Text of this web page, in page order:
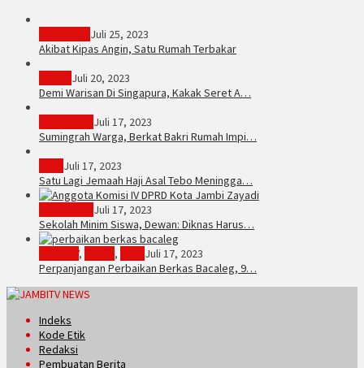
Juli 25, 2023
Akibat Kipas Angin, Satu Rumah Terbakar
Juli 20, 2023
Demi Warisan Di Singapura, Kakak Seret A…
Juli 17, 2023
Sumingrah Warga, Berkat Bakri Rumah Impi…
Juli 17, 2023
Satu Lagi Jemaah Haji Asal Tebo Meningga…
Juli 17, 2023
Sekolah Minim Siswa, Dewan: Diknas Harus…
, ,
Juli 17, 2023
Perpanjangan Perbaikan Berkas Bacaleg, 9…
Indeks
Kode Etik
Redaksi
Pembuatan Berita